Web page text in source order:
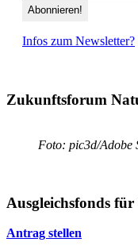
Infos zum Newsletter?
Zukunftsforum
Foto: pic3d/Adobe
Ausgleichsfonds für
Antrag stellen